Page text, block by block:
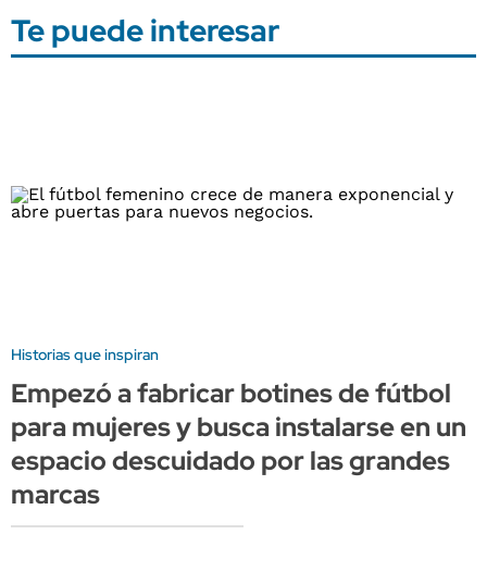
Te puede interesar
Historias que inspiran
Empezó a fabricar botines de fútbol
para mujeres y busca instalarse en un
espacio descuidado por las grandes
marcas